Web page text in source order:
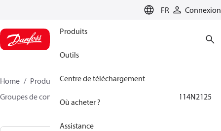
FR Connexion
Produits
Outils
Centre de téléchargement
Où acheter ?
Assistance
Home Produits
Climate Solutions - cooling
Groupes de condensation
114N2125